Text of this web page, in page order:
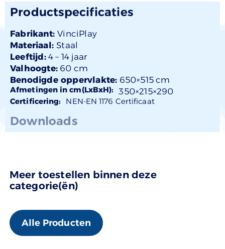
Productspecificaties
Fabrikant:VinciPlay
Materiaal:Staal
Leeftijd:4 – 14 jaar
Valhoogte: 60 cm
Benodigde oppervlakte: 650×515 cm
Afmetingen in cm(LxBxH): 350×215×290
Certificering: NEN-EN 1176 Certificaat
Downloads
Meer toestellen binnen deze
categorie(ën)
Alle Producten